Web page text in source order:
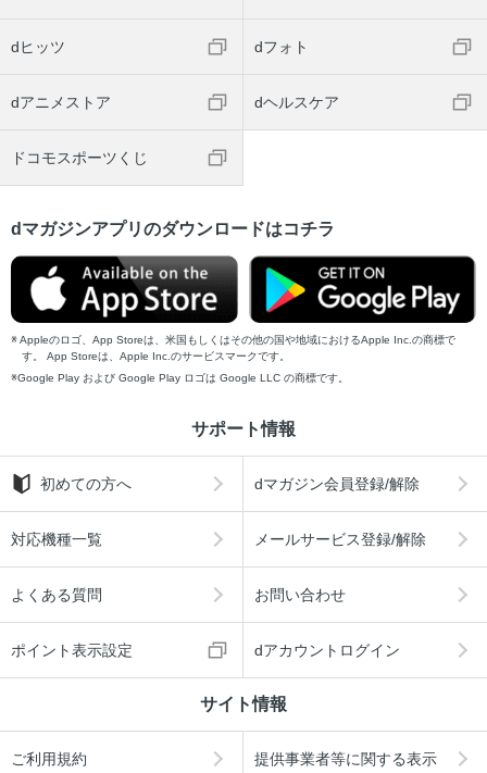
dヒッツ dフォト
dアニメストア dヘルスケア
ドコモスポーツくじ
dマガジンアプリのダウンロードはコチラ
Appleのロゴ、App Storeは、米国もしくはその他の国や地域におけるApple Inc.の商標で
す。 App Storeは、Apple Inc.のサービスマークです。
Google Play および Google Play ロゴは Google LLC の商標です。
サポート情報
初めての方へ dマガジン会員登録/解除
対応機種一覧 メールサービス登録/解除
よくある質問 お問い合わせ
ポイント表示設定 dアカウントログイン
サイト情報
ご利用規約 提供事業者等に関する表示